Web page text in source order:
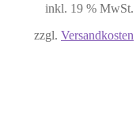
inkl. 19 % MwSt.
zzgl. Versandkosten